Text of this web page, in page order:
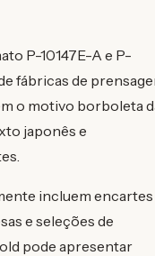
P-10147E-A e P-
fábricas de
o motivo borboleta
japonês e
incluem encartes
e seleções de
pode apresentar